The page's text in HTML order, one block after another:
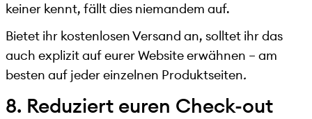
keiner kennt, fällt dies niemandem auf.
Bietet ihr kostenlosen Versand an, solltet ihr das
auch explizit auf eurer Website erwähnen – am
besten auf jeder einzelnen Produktseiten.
8. Reduziert euren Check-out